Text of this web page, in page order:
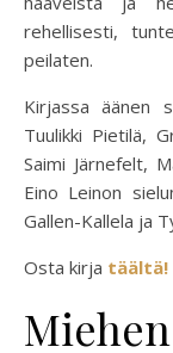
rehellisesti, tunteella ja
peilaten.
Kirjassa äänen
Tuulikki Pietilä,
Saimi Järnefelt,
Eino Leinon
Gallen-Kallela ja
Osta kirja täältä!